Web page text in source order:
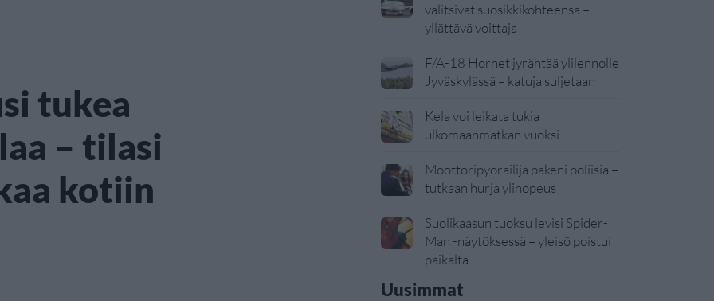
tukea
– tilasi
kotiin
valitsivat suosikkikohteensa –
yllättävä voittaja
F/A-18 Hornet jyrähtää ylilennolle
Jyväskylässä – katuja suljetaan
Kela voi leikata tukia
ulkomaanmatkan vuoksi
Moottoripyöräilijä pakeni poliisia –
tutkaan hurja ylinopeus
Suolikaasun tuoksu levisi Spider-
Man -näytöksessä – yleisö poistui
paikalta
Uusimmat